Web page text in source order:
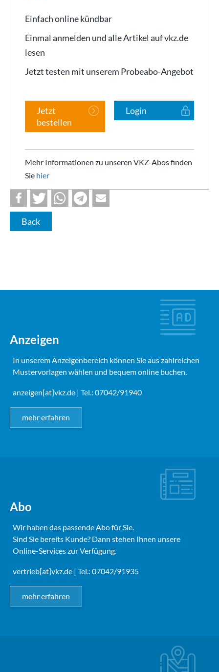
Einfach online kündbar
Einmal anmelden und alle Artikel auf vkz.de
lesen
Jetzt testen mit unserem Probeabo-Angebot
Jetzt
bestellen
Login
Mehr Informationen zu unseren VKZ-Abos finden
Sie hier
Back
Anzeigen
In unserem Anzeigenbereich können Sie aus zahlreichen
Mustervorlagen wählen und bequem online buchen.
anzeigen[at]vkz.de | Tel.: 07042/91940
mehr erfahren
Abo
Wir haben das passende Abo für Sie.
Sind Sie bereits Kunde? Dann stehen Ihnen unsere
Online-Services zur Verfügung.
vertrieb[at]vkz.de | Tel.: 07042/91935
mehr erfahren